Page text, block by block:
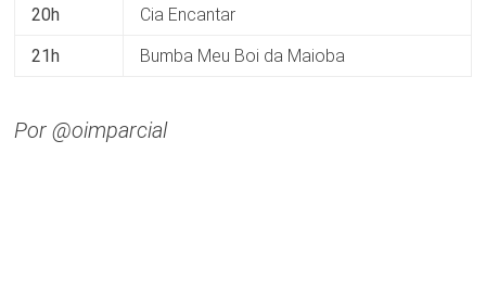
20h
Cia Encantar
21h
Bumba Meu Boi da Maioba
Por @oimparcial